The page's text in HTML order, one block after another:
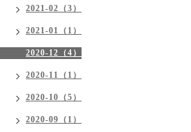
2021-02（3）
2021-01（1）
2020-12（4）
2020-11（1）
2020-10（5）
2020-09（1）